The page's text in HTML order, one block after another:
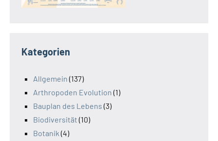
Kategorien
Allgemein (137)
Arthropoden Evolution (1)
Bauplan des Lebens (3)
Biodiversität (10)
Botanik (4)